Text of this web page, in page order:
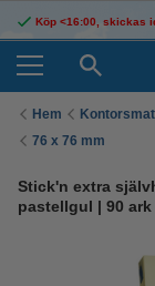
Köp <16:00, skickas
Hem
76 x 76 mm
Stick'n extra
pastellgul | 90 ark